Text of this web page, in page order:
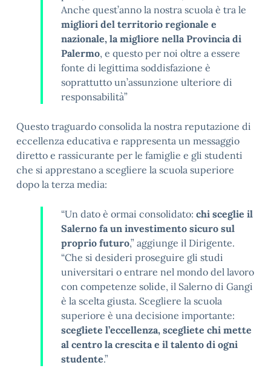
Anche quest’anno la nostra scuola è tra le
migliori del territorio regionale e
nazionale, la migliore nella Provincia di
Palermo, e questo per noi oltre a essere
fonte di legittima soddisfazione è
soprattutto un’assunzione ulteriore di
responsabilità”
Questo traguardo consolida la nostra reputazione di
eccellenza educativa e rappresenta un messaggio
diretto e rassicurante per le famiglie e gli studenti
che si apprestano a scegliere la scuola superiore
dopo la terza media:
“Un dato è ormai consolidato: chi sceglie il
Salerno fa un investimento sicuro sul
proprio futuro,” aggiunge il Dirigente.
“Che si desideri proseguire gli studi
universitari o entrare nel mondo del lavoro
con competenze solide, il Salerno di Gangi
è la scelta giusta. Scegliere la scuola
superiore è una decisione importante:
scegliete l’eccellenza, scegliete chi mette
al centro la crescita e il talento di ogni
studente.”